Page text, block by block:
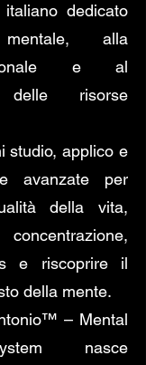
dedicato
mentale, alla
e al
delle risorse
studio, applico e
avanzate per
della vita,
e riscoprire il
della mente.
– Mental
nasce